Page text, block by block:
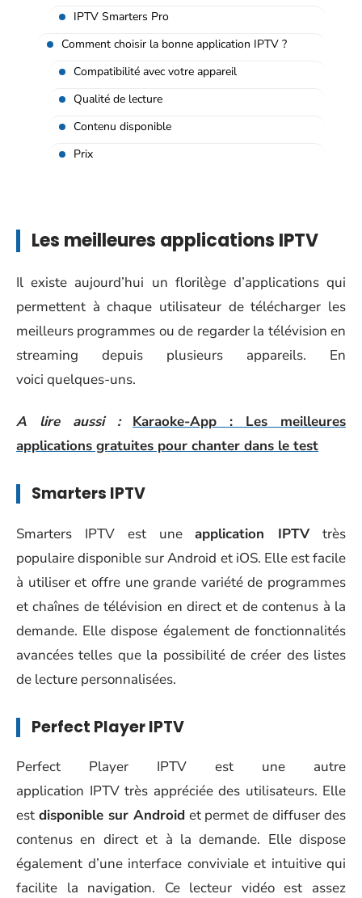
IPTV Smarters Pro
Comment choisir la bonne application IPTV ?
Compatibilité avec votre appareil
Qualité de lecture
Contenu disponible
Prix
Les meilleures applications IPTV
Il existe aujourd’hui un florilège d’applications qui
permettent à chaque utilisateur de télécharger les
meilleurs programmes ou de regarder la télévision en
streaming depuis plusieurs appareils. En
voici quelques-uns.
A lire aussi :
Karaoke-App : Les meilleures
applications gratuites pour chanter dans le test
Smarters IPTV
Smarters IPTV est uneapplication IPTVtrès
populaire disponible sur Android et iOS. Elle est facile
à utiliser et offre une grande variété de programmes
et chaînes de télévision en direct et de contenus à la
demande. Elle dispose également de fonctionnalités
avancées telles que la possibilité de créer des listes
de lecture personnalisées.
Perfect Player IPTV
Perfect Player IPTV est une autre
application IPTV très appréciée des utilisateurs. Elle
est disponible sur Android et permet de diffuser des
contenus en direct et à la demande. Elle dispose
également d’une interface conviviale et intuitive qui
facilite la navigation. Ce lecteur vidéo est assez